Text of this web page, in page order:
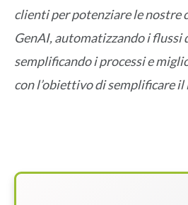
clienti per potenziare le nostre
GenAI, automatizzando i flussi
semplificando i processi e
con l’obiettivo di semplificare